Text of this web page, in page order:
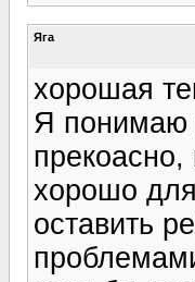
Яга
хорошая
Я понимаю
прекоасно,
хорошо
оставить